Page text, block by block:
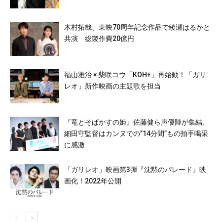
木村拓哉、東映70周年記念作品で綾瀬はるかと
共演 総製作費20億円
福山雅治 × 柴咲コウ「KOH+」再始動！「ガリ
レオ」新作映画の主題歌を担当
『竜とそばかすの姫』佐藤健ら声優陣が集結、
細田守監督はカンヌでの”14分間”もの拍手喝采
に感激
「ガリレオ」映画第3弾『沈黙のパレード』映
画化！2022年公開